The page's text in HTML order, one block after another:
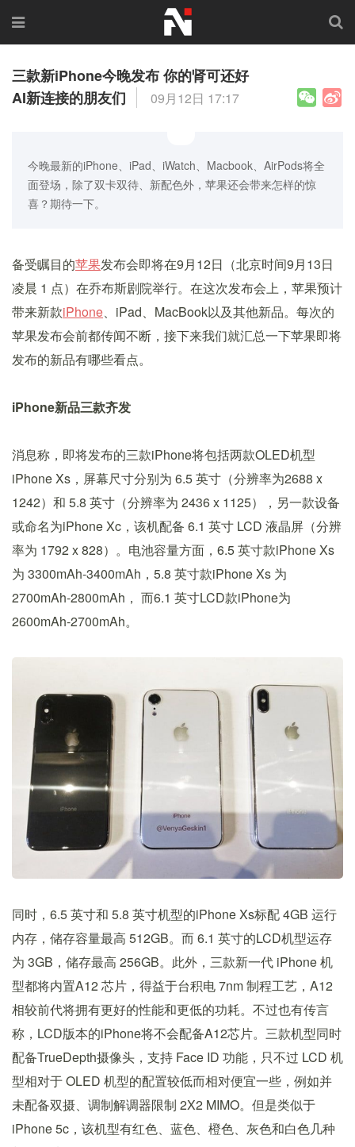
三款新iPhone今晚发布 你的肾可还好
AI新连接的朋友们
09月12日 17:17
今晚最新的iPhone、iPad、iWatch、Macbook、AirPods将全
面登场，除了双卡双待、新配色外，苹果还会带来怎样的惊
喜？期待一下。
备受瞩目的苹果发布会即将在9月12日（北京时间9月13日
凌晨 1 点）在乔布斯剧院举行。在这次发布会上，苹果预计
带来新款iPhone、iPad、MacBook以及其他新品。每次的
苹果发布会前都传闻不断，接下来我们就汇总一下苹果即将
发布的新品有哪些看点。
iPhone新品三款齐发
消息称，即将发布的三款iPhone将包括两款OLED机型
iPhone Xs，屏幕尺寸分别为 6.5 英寸（分辨率为2688 x
1242）和 5.8 英寸（分辨率为 2436 x 1125），另一款设备
或命名为iPhone Xc，该机配备 6.1 英寸 LCD 液晶屏（分辨
率为 1792 x 828）。电池容量方面，6.5 英寸款iPhone Xs
为 3300mAh-3400mAh，5.8 英寸款iPhone Xs 为
2700mAh-2800mAh， 而6.1 英寸LCD款iPhone为
2600mAh-2700mAh。
同时，6.5 英寸和 5.8 英寸机型的iPhone Xs标配 4GB 运行
内存，储存容量最高 512GB。而 6.1 英寸的LCD机型运存
为 3GB，储存最高 256GB。此外，三款新一代 iPhone 机
型都将内置A12 芯片，得益于台积电 7nm 制程工艺，A12
相较前代将拥有更好的性能和更低的功耗。不过也有传言
称，LCD版本的iPhone将不会配备A12芯片。三款机型同时
配备TrueDepth摄像头，支持 Face ID 功能，只不过 LCD 机
型相对于 OLED 机型的配置较低而相对便宜一些，例如并
未配备双摄、调制解调器限制 2X2 MIMO。但是类似于
iPhone 5c，该机型有红色、蓝色、橙色、灰色和白色几种